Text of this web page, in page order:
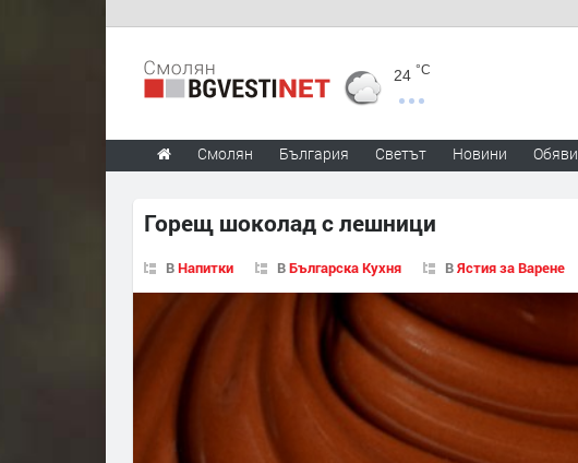
24 °C
Смолян България Светът Новини Обяви
Горещ шоколад с лешници
ВНапитки ВБългарска Кухня ВЯстия за Варене